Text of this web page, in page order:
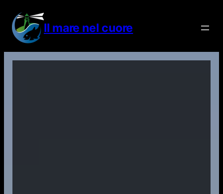
contenuto
Il mare nel cuore